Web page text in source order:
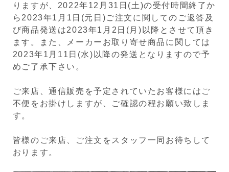
りますが、2022年12月31日(土)の受付時間終了か
ら2023年1月1日(元日)ご注文に関してのご返答及
び商品発送は2023年1月2日(月)以降とさせて頂き
ます。また、メーカーお取り寄せ商品に関しては
2023年1月11日(水)以降の発送となりますので予
めご了承下さい。
ご来店、通信販売を予定されていたお客様にはご
不便をお掛けしますが、ご確認の程お願い致しま
す。
皆様のご来店、ご注文をスタッフ一同お待ちして
おります。